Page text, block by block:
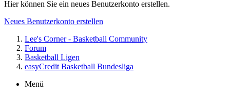
Hier können Sie ein neues Benutzerkonto erstellen.
Neues Benutzerkonto erstellen
Lee's Corner - Basketball Community
Forum
Basketball Ligen
easyCredit Basketball Bundesliga
Menü